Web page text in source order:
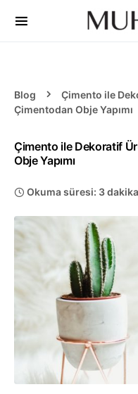
Blog
Çimento ile
Çimentodan Obje Yapımı
Çimento ile Dekoratif
Obje Yapımı
Okuma süresi: 3 dakika